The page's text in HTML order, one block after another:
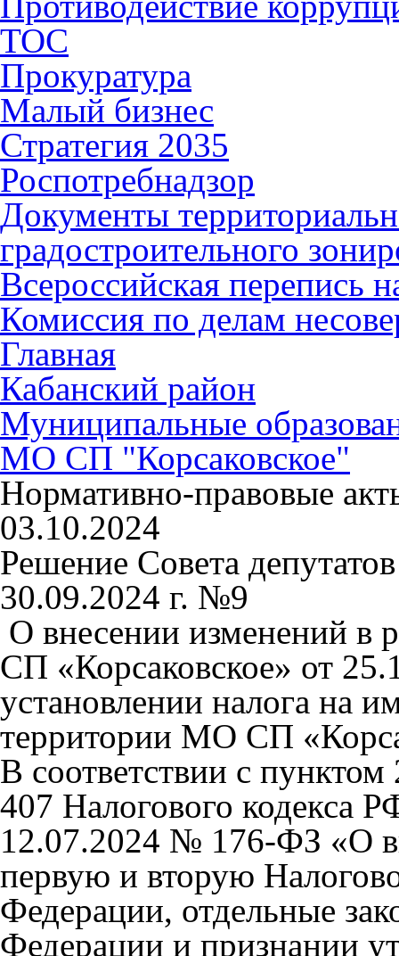
ТОС
Прокуратура
Малый бизнес
Стратегия 2035
Роспотребнадзор
Документы
градостроительного
Всероссийская перепись
Комиссия по делам
Главная
Кабанский район
Муниципальные
МО СП "Корсаковское"
Нормативно-правовые
03.10.2024
Решение Совета
30.09.2024 г. №9
О внесении изменений в
СП «Корсаковское» от
установлении налога на
территории МО СП
В соответствии с
407 Налогового кодекса
12.07.2024 № 176-ФЗ «О
первую и вторую
Федерации, отдельные
Федерации и признании